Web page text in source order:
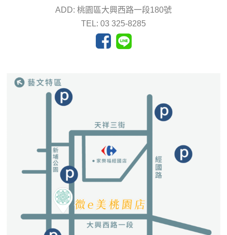
ADD: 桃園區大興西路一段180號
TEL: 03 325-8285